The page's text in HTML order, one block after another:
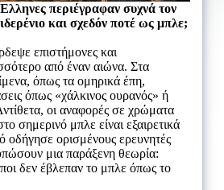
περιέγραφαν συχνά τον
και σχεδόν ποτέ ως μπλε;
επιστήμονες και
από έναν αιώνα. Στα
όπως τα ομηρικά έπη,
όπως «χάλκινος ουρανός» ή
οι αναφορές σε χρώματα
σημερινό μπλε είναι εξαιρετικά
οδήγησε ορισμένους ερευνητές
μια παράξενη θεωρία:
δεν έβλεπαν το μπλε όπως το